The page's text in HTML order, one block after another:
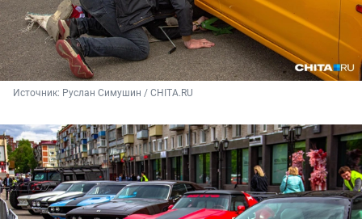
Источник: Руслан Симушин / CHITA.RU